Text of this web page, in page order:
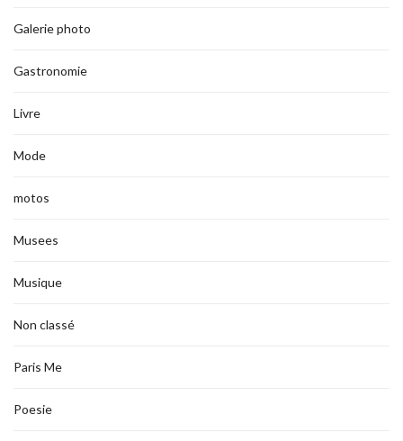
Galerie photo
Gastronomie
Livre
Mode
motos
Musees
Musique
Non classé
Paris Me
Poesie